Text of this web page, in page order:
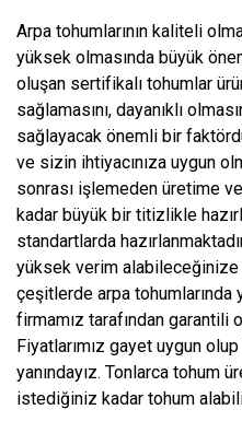
Arpa tohumlarının kaliteli
yüksek olmasında büyük
oluşan sertifikalı tohumlar
sağlamasını, dayanıklı
sağlayacak önemli bir
ve sizin ihtiyacınıza uygun
sonrası işlemeden üretime
kadar büyük bir titizlikle
standartlarda
yüksek verim
çeşitlerde arpa
firmamız tarafından garantili
Fiyatlarımız gayet uygun
yanındayız. Tonlarca tohum
istediğiniz kadar tohum